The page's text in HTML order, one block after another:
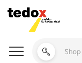
Inhalt
springen
Shop